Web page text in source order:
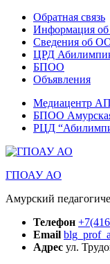
Обратная связь
Информация об
Сведения об
ЦРД
БПОО
Объявления
Медиацентр
БПОО
РЦД
ГПОАУ АО
Амурский
Телефон
Email
Адрес ул.